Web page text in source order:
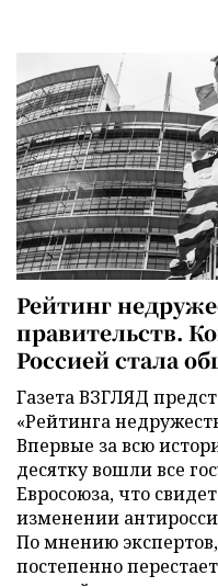
Рейтинг
правительств.
Россией стала
Газета ВЗГЛЯД
«Рейтинга
Впервые за всю
десятку вошли все
Евросоюза, что
изменении
По мнению
постепенно